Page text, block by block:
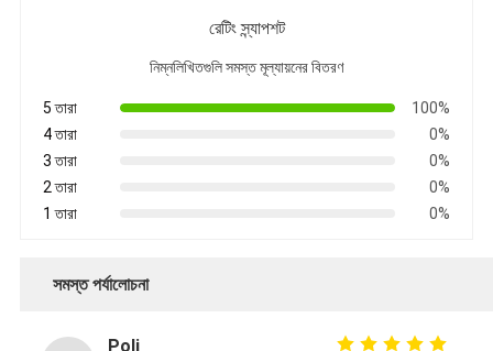
রেটিং স্ন্যাপশট
নিম্নলিখিতগুলি সমস্ত মূল্যায়নের বিতরণ
5 তারা
100%
4 তারা
0%
3 তারা
0%
2 তারা
0%
1 তারা
0%
সমস্ত পর্যালোচনা
Poli